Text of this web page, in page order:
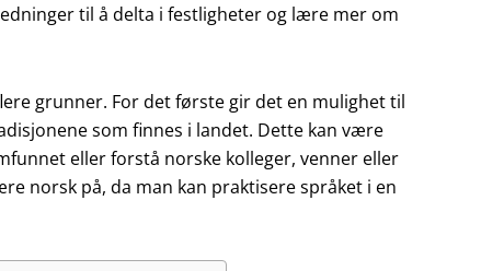
til å delta i festligheter og lære mer om
grunner. For det første gir det en mulighet til
som finnes i landet. Dette kan være
eller forstå norske kolleger, venner eller
norsk på, da man kan praktisere språket i en